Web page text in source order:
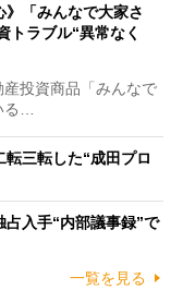
》「みんなで大家さ
トラブル“異常なく
投資商品「みんなで
る…
転三転した“成田プロ
占入手“内部議事録”で
一覧を見る